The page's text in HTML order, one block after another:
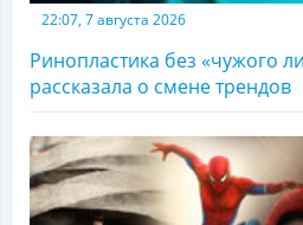
22:07, 7 августа 2026
Ринопластика без «чужого
рассказала о смене трендов